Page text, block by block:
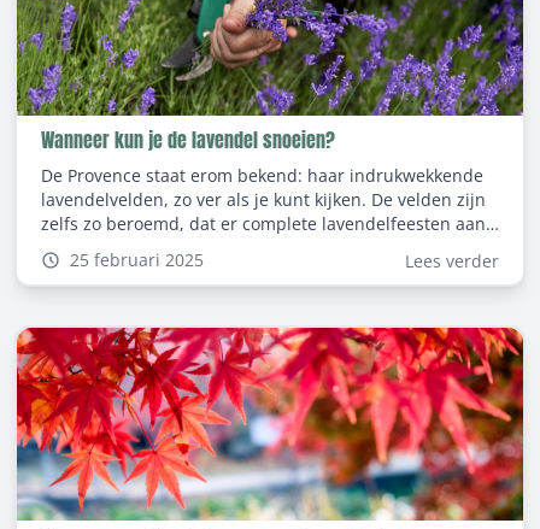
Wanneer kun je de lavendel snoeien?
De Provence staat erom bekend: haar indrukwekkende
lavendelvelden, zo ver als je kunt kijken. De velden zijn
zelfs zo beroemd, dat er complete lavendelfeesten aan
gewijd worden. Wil je ook zo een lavendelveld in het
klein nabootsen in je eigen tuin? Dan zul je de lavendel
regelmatig moeten snoeien. In deze blog lees je hoe het
moet snoeien voor het mooiste resultaat.
25 februari 2025 Lees verder